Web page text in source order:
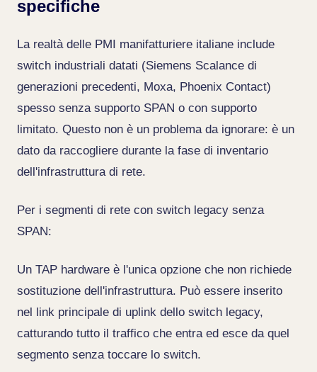
specifiche
La realtà delle PMI manifatturiere italiane include
switch industriali datati (Siemens Scalance di
generazioni precedenti, Moxa, Phoenix Contact)
spesso senza supporto SPAN o con supporto
limitato. Questo non è un problema da ignorare: è un
dato da raccogliere durante la fase di inventario
dell'infrastruttura di rete.
Per i segmenti di rete con switch legacy senza
SPAN:
Un TAP hardware è l'unica opzione che non richiede
sostituzione dell'infrastruttura. Può essere inserito
nel link principale di uplink dello switch legacy,
catturando tutto il traffico che entra ed esce da quel
segmento senza toccare lo switch.